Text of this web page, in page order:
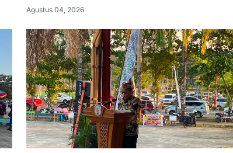
Agustus 04, 2026